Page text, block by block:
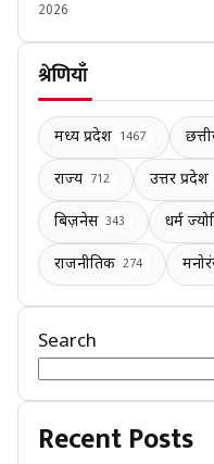
2026
श्रेणियाँ
मध्य प्रदेश 1467
राज्य 712 उत्तर प्रदेश
बिज़नेस 343 धर्म
राजनीतिक 274
Search
Recent Posts